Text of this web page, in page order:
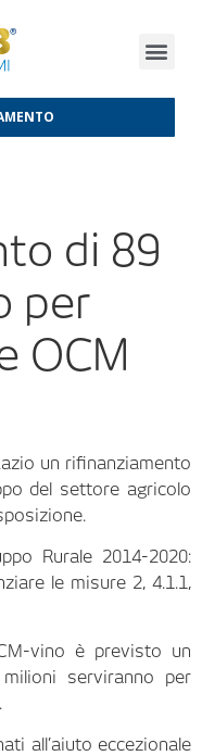
di 89
per
OCM
un rifinanziamento
del settore agricolo
Rurale 2014-2020:
le misure 2, 4.1.1,
vino è previsto un
serviranno per
all’aiuto eccezionale